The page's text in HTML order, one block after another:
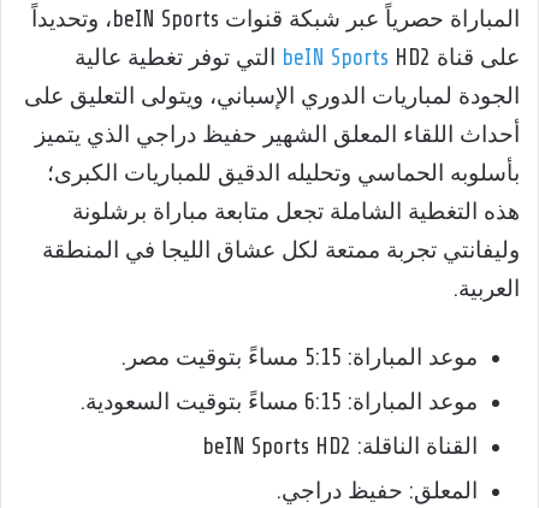
المباراة حصرياً عبر شبكة قنوات beIN Sports، وتحديداً
على قناة
beIN Sports
HD2 التي توفر تغطية عالية
الجودة لمباريات الدوري الإسباني، ويتولى التعليق على
أحداث اللقاء المعلق الشهير حفيظ دراجي الذي يتميز
بأسلوبه الحماسي وتحليله الدقيق للمباريات الكبرى؛
هذه التغطية الشاملة تجعل متابعة مباراة برشلونة
وليفانتي تجربة ممتعة لكل عشاق الليجا في المنطقة
العربية.
موعد المباراة: 5:15 مساءً بتوقيت مصر.
موعد المباراة: 6:15 مساءً بتوقيت السعودية.
القناة الناقلة: beIN Sports HD2
المعلق: حفيظ دراجي.